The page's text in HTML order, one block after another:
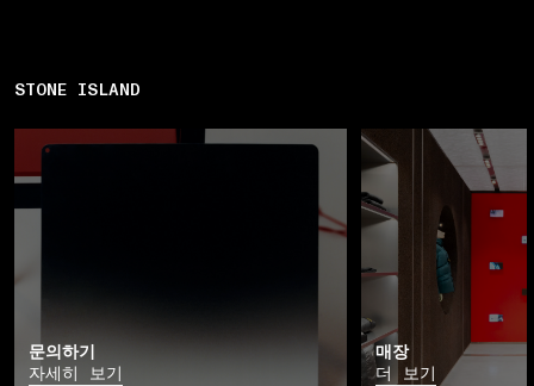
STONE ISLAND
문의하기
자세히 보기
매장
더 보기